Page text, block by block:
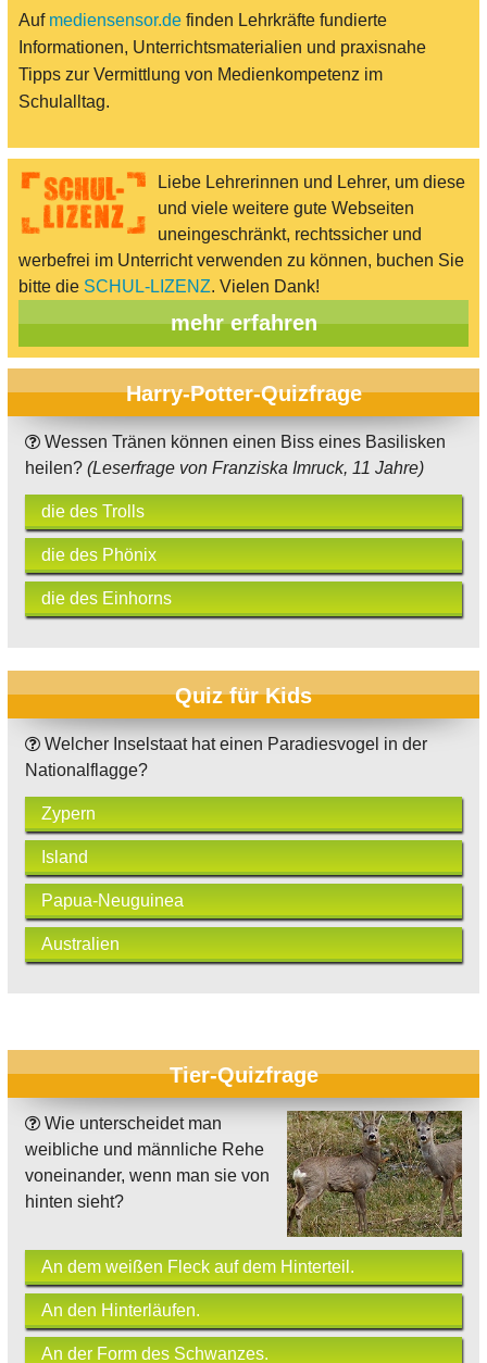
Auf mediensensor.de finden Lehrkräfte fundierte
Informationen, Unterrichtsmaterialien und praxisnahe
Tipps zur Vermittlung von Medienkompetenz im
Schulalltag.
Liebe Lehrerinnen und Lehrer, um diese
und viele weitere gute Webseiten
uneingeschränkt, rechtssicher und
werbefrei im Unterricht verwenden zu können, buchen Sie
bitte die SCHUL-LIZENZ. Vielen Dank!
mehr erfahren
Harry-Potter-Quizfrage
Wessen Tränen können einen Biss eines Basilisken
heilen? (Leserfrage von Franziska Imruck, 11 Jahre)
die des Trolls
die des Phönix
die des Einhorns
Quiz für Kids
Welcher Inselstaat hat einen Paradiesvogel in der
Nationalflagge?
Zypern
Island
Papua-Neuguinea
Australien
Tier-Quizfrage
Wie unterscheidet man
weibliche und männliche Rehe
voneinander, wenn man sie von
hinten sieht?
An dem weißen Fleck auf dem Hinterteil.
An den Hinterläufen.
An der Form des Schwanzes.